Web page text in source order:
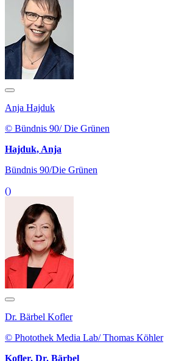
Anja Hajduk
© Bündnis 90/ Die Grünen
Hajduk, Anja
Bündnis 90/Die Grünen
()
Dr. Bärbel Kofler
© Photothek Media Lab/ Thomas Köhler
Kofler, Dr. Bärbel